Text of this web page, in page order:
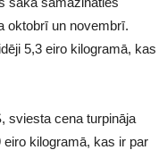
oktobrī un novembrī.
5,3 eiro kilogramā, kas
sviesta cena turpināja
kilogramā, kas ir par